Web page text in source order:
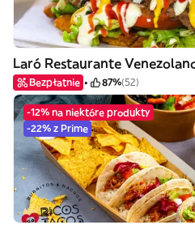
Laró Restaurante
Bezpłatnie 87%(52)
-12% na niektóre produkty
-22% z Prime